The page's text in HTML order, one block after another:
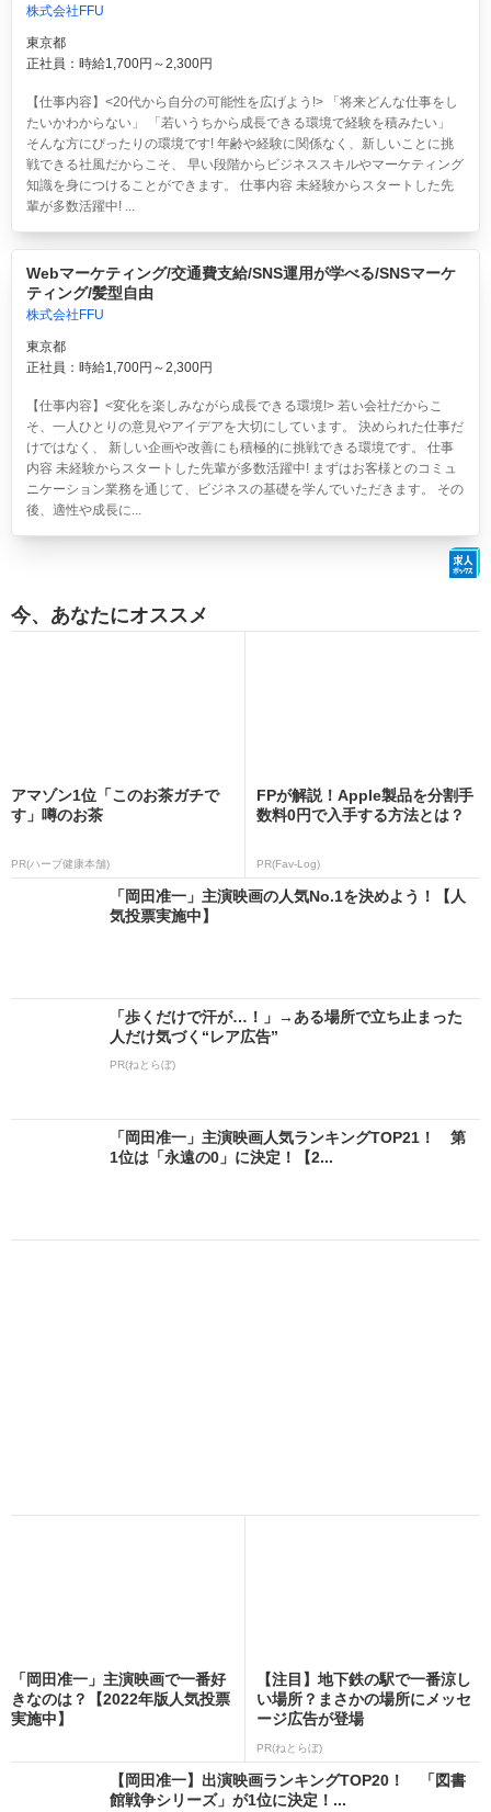
株式会社FFU
東京都
正社員：時給1,700円～2,300円
【仕事内容】<20代から自分の可能性を広げよう!> 「将来どんな仕事をし
たいかわからない」 「若いうちから成長できる環境で経験を積みたい」
そんな方にぴったりの環境です! 年齢や経験に関係なく、新しいことに挑
戦できる社風だからこそ、 早い段階からビジネススキルやマーケティング
知識を身につけることができます。 仕事内容 未経験からスタートした先
輩が多数活躍中! ...
Webマーケティング/交通費支給/SNS運用が学べる/SNSマーケ
ティング/髪型自由
株式会社FFU
東京都
正社員：時給1,700円～2,300円
【仕事内容】<変化を楽しみながら成長できる環境!> 若い会社だからこ
そ、一人ひとりの意見やアイデアを大切にしています。 決められた仕事だ
けではなく、 新しい企画や改善にも積極的に挑戦できる環境です。 仕事
内容 未経験からスタートした先輩が多数活躍中! まずはお客様とのコミュ
ニケーション業務を通じて、ビジネスの基礎を学んでいただきます。 その
後、適性や成長に...
今、あなたにオススメ
アマゾン1位「このお茶ガチで
す」噂のお茶
PR(ハーブ健康本舗)
FPが解説！Apple製品を分割手
数料0円で入手する方法とは？
PR(Fav-Log)
「岡田准一」主演映画の人気No.1を決めよう！【人
気投票実施中】
「歩くだけで汗が…！」→ある場所で立ち止まった
人だけ気づく“レア広告”
PR(ねとらぼ)
「岡田准一」主演映画人気ランキングTOP21！ 第
1位は「永遠の0」に決定！【2...
「岡田准一」主演映画で一番好
きなのは？【2022年版人気投票
実施中】
【注目】地下鉄の駅で一番涼し
い場所？まさかの場所にメッセ
ージ広告が登場
PR(ねとらぼ)
【岡田准一】出演映画ランキングTOP20！ 「図書
館戦争シリーズ」が1位に決定！...